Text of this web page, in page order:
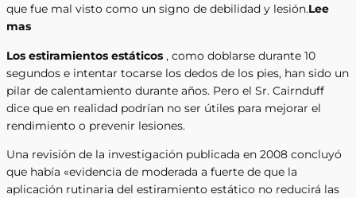
que fue mal visto como un signo de debilidad y lesión.Lee
mas
Los estiramientos estáticos , como doblarse durante 10
segundos e intentar tocarse los dedos de los pies, han sido un
pilar de calentamiento durante años. Pero el Sr. Cairnduff
dice que en realidad podrían no ser útiles para mejorar el
rendimiento o prevenir lesiones.
Una revisión de la investigación publicada en 2008 concluyó
que había «evidencia de moderada a fuerte de que la
aplicación rutinaria del estiramiento estático no reducirá las